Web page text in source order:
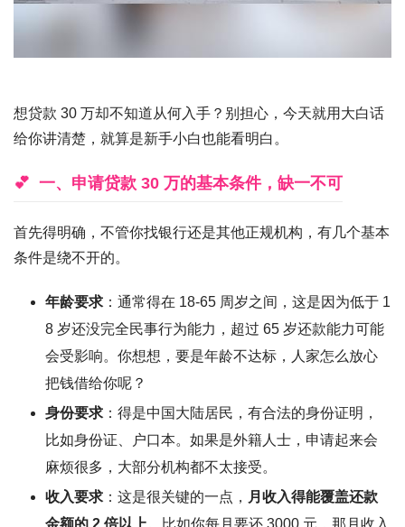
想贷款 30 万却不知道从何入手？别担心，今天就用大白话
给你讲清楚，就算是新手小白也能看明白。
一、申请贷款 30 万的基本条件，缺一不可
首先得明确，不管你找银行还是其他正规机构，有几个基本
条件是绕不开的。
年龄要求 ：通常得在 18-65 周岁之间，这是因为低于 1
8 岁还没完全民事行为能力，超过 65 岁还款能力可能
会受影响。你想想，要是年龄不达标，人家怎么放心
把钱借给你呢？
身份要求 ：得是中国大陆居民，有合法的身份证明，
比如身份证、户口本。如果是外籍人士，申请起来会
麻烦很多，大部分机构都不太接受。
收入要求 ：这是很关键的一点， 月收入得能覆盖还款
金额的 2 倍以上。比如你每月要还 3000 元，那月收入